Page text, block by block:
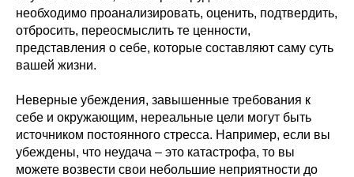
необходимо проанализировать, оценить, подтвердить,
отбросить, переосмыслить те ценности,
представления о себе, которые составляют саму суть
вашей жизни.
Неверные убеждения, завышенные требования к
себе и окружающим, нереальные цели могут быть
источником постоянного стресса. Например, если вы
убеждены, что неудача – это катастрофа, то вы
можете возвести свои небольшие неприятности до